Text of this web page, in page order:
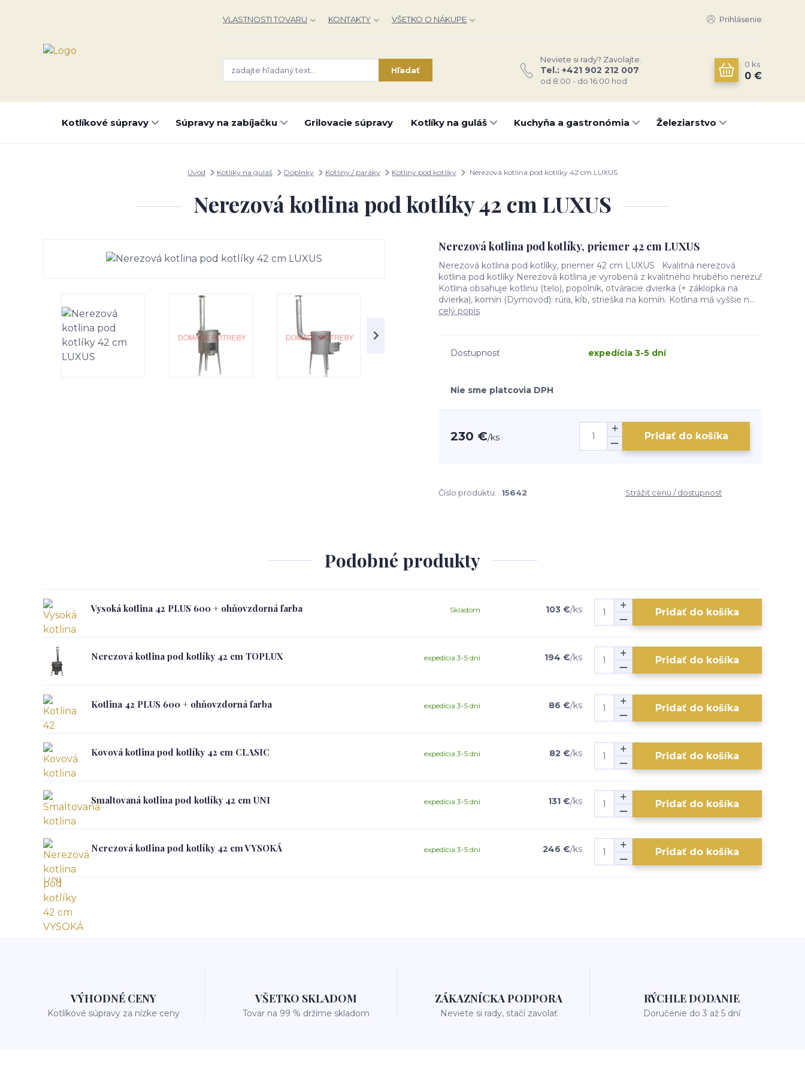
VLASTNOSTI TOVARU KONTAKTY VŠETKO O NÁKUPE Prihlásenie
Hľadať
Neviete si rady? Zavolajte.
Tel.: +421 902 212 007
od 8:00 - do 16:00 hod
0 ks
0 €
Kotlíkové súpravy Súpravy na zabíjačku Grilovacie súpravy Kotlíky na guláš Kuchyňa a gastronómia Železiarstvo
Úvod Kotlíky na guláš Doplnky Kotliny / paráky Kotliny pod kotlíky Nerezová kotlina pod kotlíky 42 cm LUXUS
Nerezová kotlina pod kotlíky 42 cm LUXUS
Nerezová kotlina pod kotlíky, priemer 42 cm LUXUS
Nerezová kotlina pod kotlíky, priemer 42 cm LUXUS Kvalitná nerezová
kotlina pod kotlíky Nerezová kotlina je vyrobená z kvalitného hrubého nerezu!
Kotlina obsahuje kotlinu (telo), popolník, otváracie dvierka (+ záklopka na
dvierka), komín (Dymovod): rúra, kĺb, strieška na komín. Kotlina má vyššie n...
celý popis
Dostupnosť expedícia 3-5 dní
Nie sme platcovia DPH
230 €/ks Pridať do košíka
Číslo produktu: 15642 Strážiť cenu / dostupnosť
Podobné produkty
Vysoká kotlina 42 PLUS 600 + ohňovzdorná farba 103 €/ks
Skladom Pridať do košíka
Nerezová kotlina pod kotlíky 42 cm TOPLUX 194 €/ks
expedícia 3-5 dní Pridať do košíka
Kotlina 42 PLUS 600 + ohňovzdorná farba 86 €/ks
expedícia 3-5 dní Pridať do košíka
Kovová kotlina pod kotlíky 42 cm CLASIC 82 €/ks
expedícia 3-5 dní Pridať do košíka
Smaltovaná kotlina pod kotlíky 42 cm UNI 131 €/ks
expedícia 3-5 dní Pridať do košíka
Nerezová kotlina pod kotlíky 42 cm VYSOKÁ 246 €/ks
expedícia 3-5 dní Pridať do košíka
VÝHODNÉ CENY
Kotlíkové súpravy za nízke ceny
VŠETKO SKLADOM
Tovar na 99 % držíme skladom
ZÁKAZNÍCKA PODPORA
Neviete si rady, stačí zavolať
RÝCHLE DODANIE
Doručenie do 3 až 5 dní